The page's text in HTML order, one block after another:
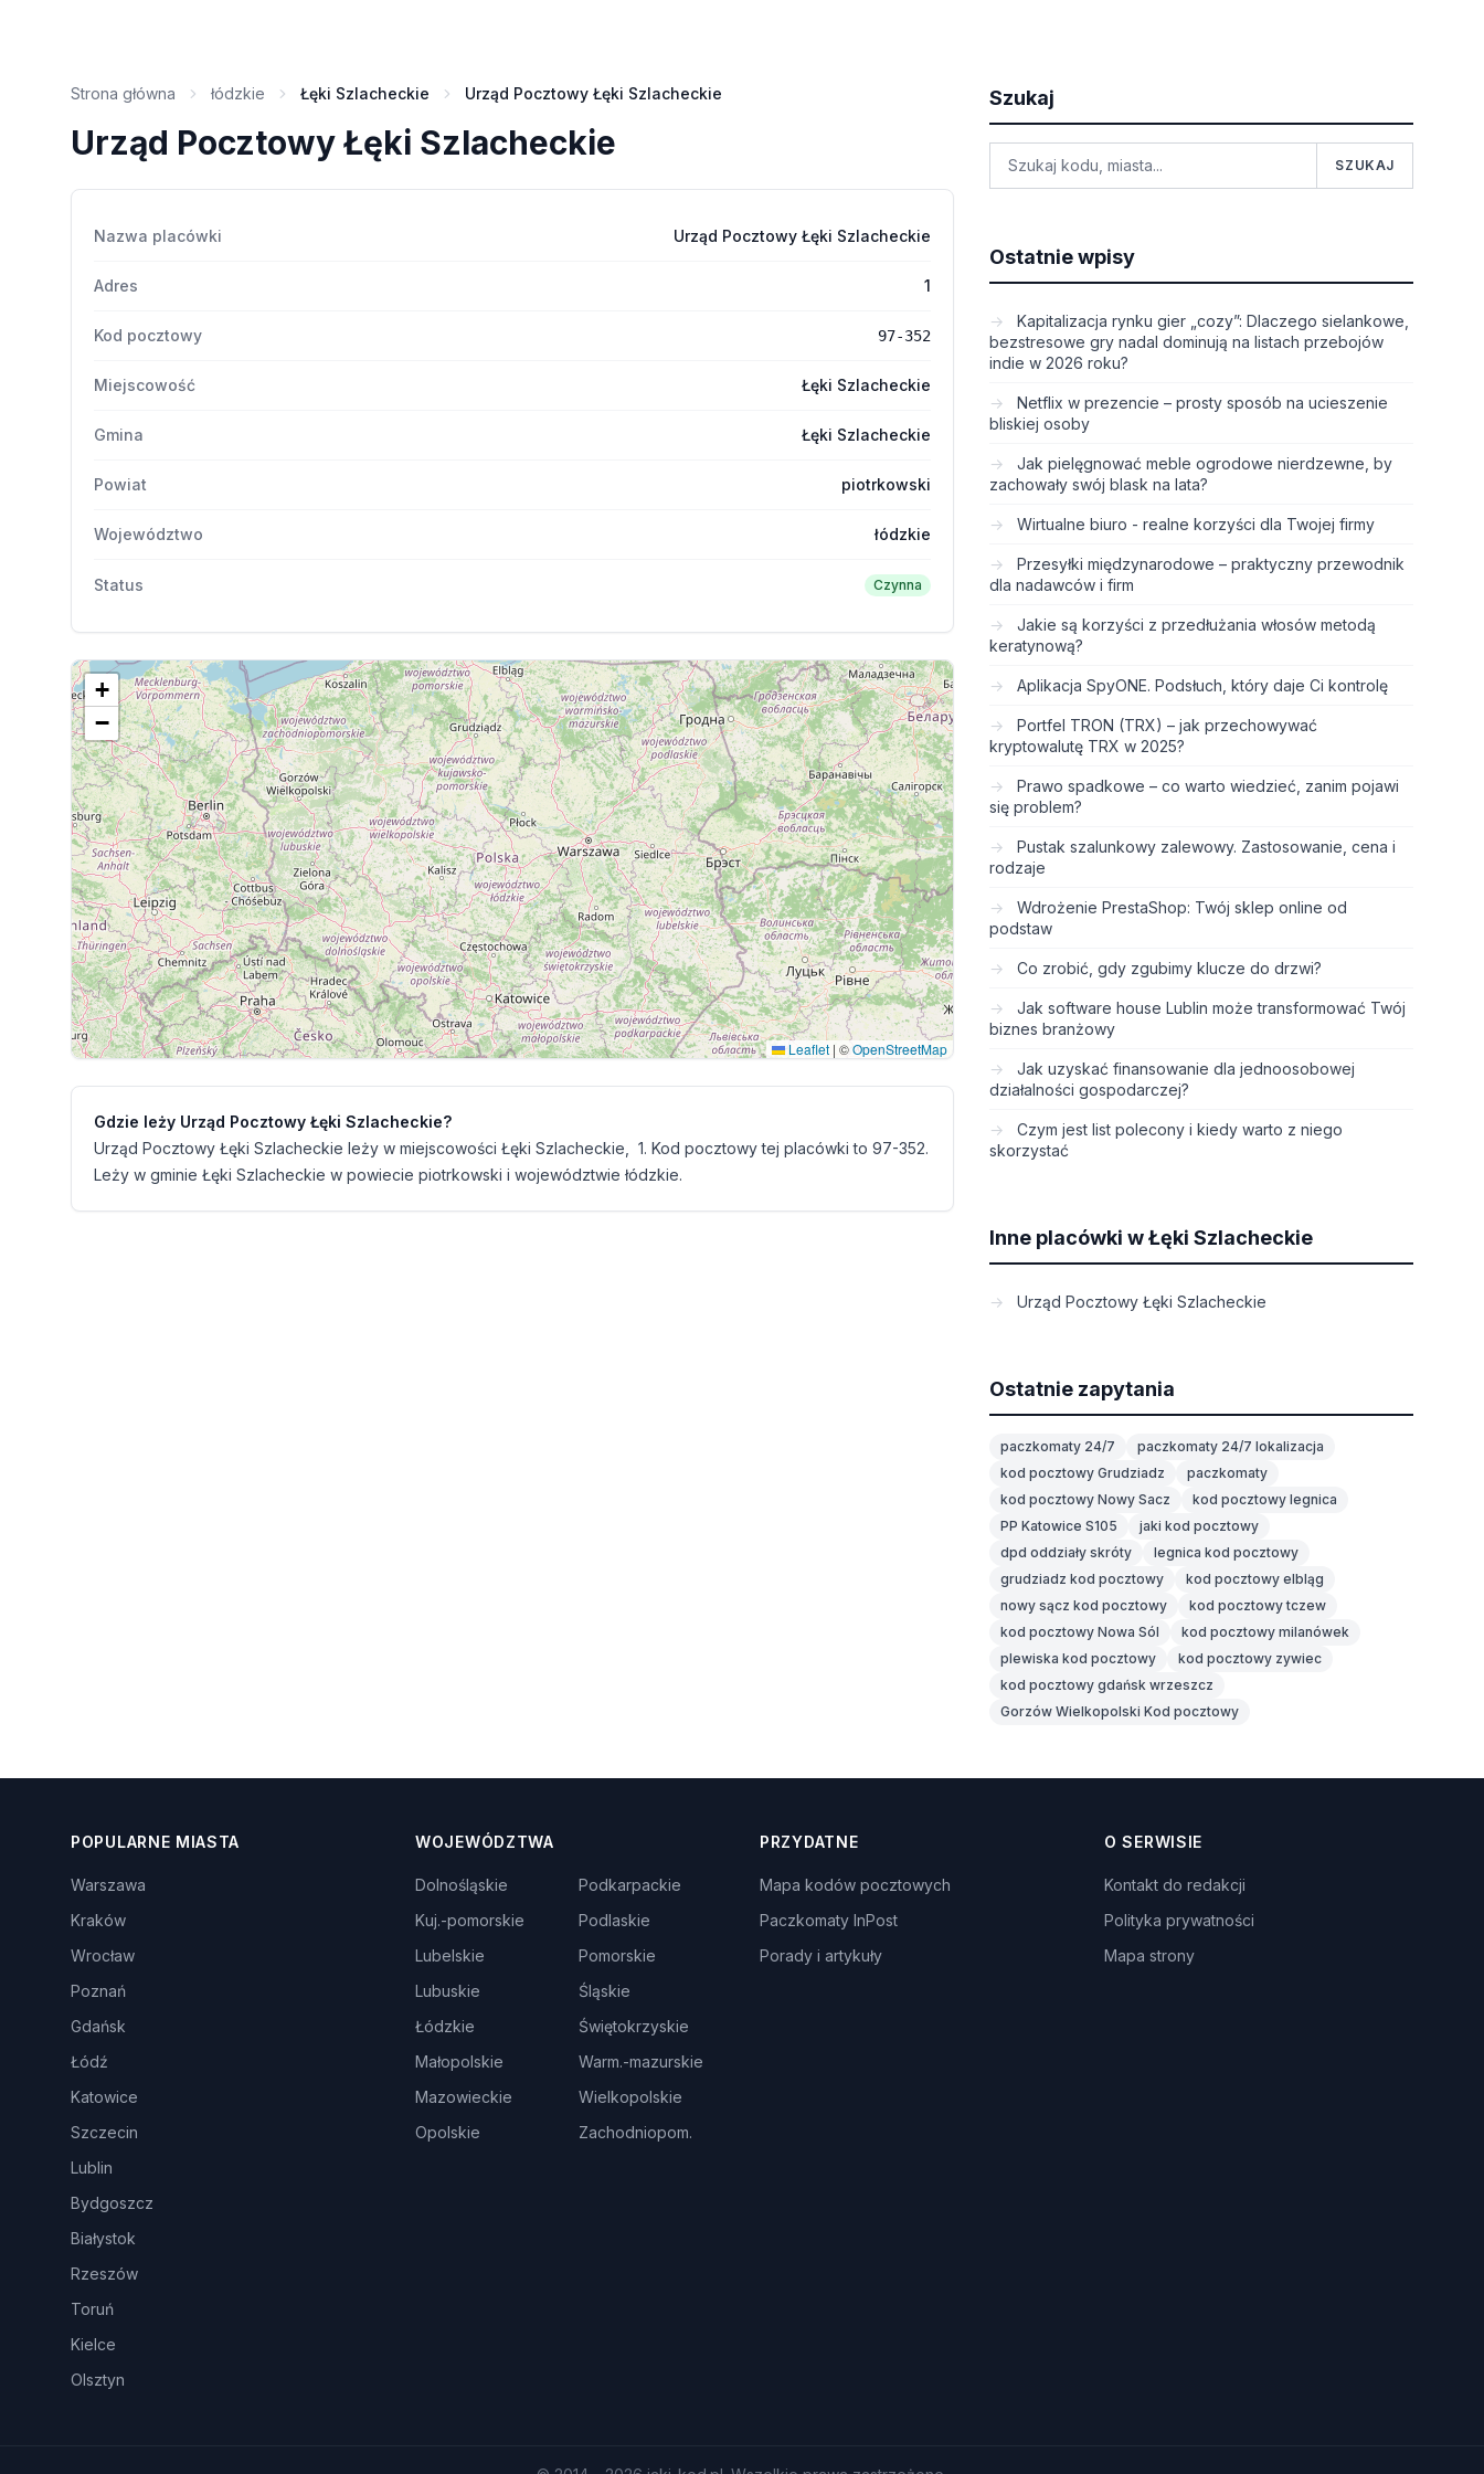
Strona główna łódzkie Łęki Szlacheckie Urząd Pocztowy Łęki Szlacheckie
Urząd Pocztowy Łęki Szlacheckie
Nazwa placówki Urząd Pocztowy Łęki Szlacheckie
Adres 1
Kod pocztowy 97-352
Miejscowość Łęki Szlacheckie
Gmina Łęki Szlacheckie
Powiat piotrkowski
Województwo łódzkie
Status Czynna
+
−
Leaflet | ©OpenStreetMap
Gdzie leży Urząd Pocztowy Łęki Szlacheckie?
Urząd Pocztowy Łęki Szlacheckie leży w miejscowości Łęki Szlacheckie, 1. Kod pocztowy tej placówki to 97-352.
Leży w gminie Łęki Szlacheckie w powiecie piotrkowski i województwie łódzkie.
Szukaj
SZUKAJ
Ostatnie wpisy
Kapitalizacja rynku gier „cozy”: Dlaczego sielankowe,
bezstresowe gry nadal dominują na listach przebojów
indie w 2026 roku?
Netflix w prezencie – prosty sposób na ucieszenie
bliskiej osoby
Jak pielęgnować meble ogrodowe nierdzewne, by
zachowały swój blask na lata?
Wirtualne biuro - realne korzyści dla Twojej firmy
Przesyłki międzynarodowe – praktyczny przewodnik
dla nadawców i firm
Jakie są korzyści z przedłużania włosów metodą
keratynową?
Aplikacja SpyONE. Podsłuch, który daje Ci kontrolę
Portfel TRON (TRX) – jak przechowywać
kryptowalutę TRX w 2025?
Prawo spadkowe – co warto wiedzieć, zanim pojawi
się problem?
Pustak szalunkowy zalewowy. Zastosowanie, cena i
rodzaje
Wdrożenie PrestaShop: Twój sklep online od
podstaw
Co zrobić, gdy zgubimy klucze do drzwi?
Jak software house Lublin może transformować Twój
biznes branżowy
Jak uzyskać finansowanie dla jednoosobowej
działalności gospodarczej?
Czym jest list polecony i kiedy warto z niego
skorzystać
Inne placówki w Łęki Szlacheckie
Urząd Pocztowy Łęki Szlacheckie
Ostatnie zapytania
paczkomaty 24/7
paczkomaty 24/7 lokalizacja
kod pocztowy Grudziadz
paczkomaty
kod pocztowy Nowy Sacz
kod pocztowy legnica
PP Katowice S105
jaki kod pocztowy
dpd oddziały skróty
legnica kod pocztowy
grudziadz kod pocztowy
kod pocztowy elbląg
nowy sącz kod pocztowy
kod pocztowy tczew
kod pocztowy Nowa Sól
kod pocztowy milanówek
plewiska kod pocztowy
kod pocztowy zywiec
kod pocztowy gdańsk wrzeszcz
Gorzów Wielkopolski Kod pocztowy
POPULARNE MIASTA
Warszawa
Kraków
Wrocław
Poznań
Gdańsk
Łódź
Katowice
Szczecin
Lublin
Bydgoszcz
Białystok
Rzeszów
Toruń
Kielce
Olsztyn
WOJEWÓDZTWA
Dolnośląskie
Kuj.-pomorskie
Lubelskie
Lubuskie
Łódzkie
Małopolskie
Mazowieckie
Opolskie
Podkarpackie
Podlaskie
Pomorskie
Śląskie
Świętokrzyskie
Warm.-mazurskie
Wielkopolskie
Zachodniopom.
PRZYDATNE
Mapa kodów pocztowych
Paczkomaty InPost
Porady i artykuły
O SERWISIE
Kontakt do redakcji
Polityka prywatności
Mapa strony